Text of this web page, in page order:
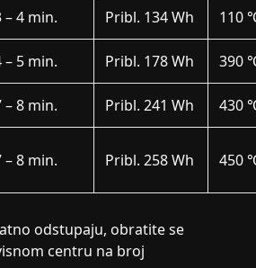
– 4 min. Pribl. 134 Wh 110
– 5 min. Pribl. 178 Wh 390
– 8 min. Pribl. 241 Wh 430
– 8 min. Pribl. 258 Wh 450
odstupaju, obratite se
centru na broj